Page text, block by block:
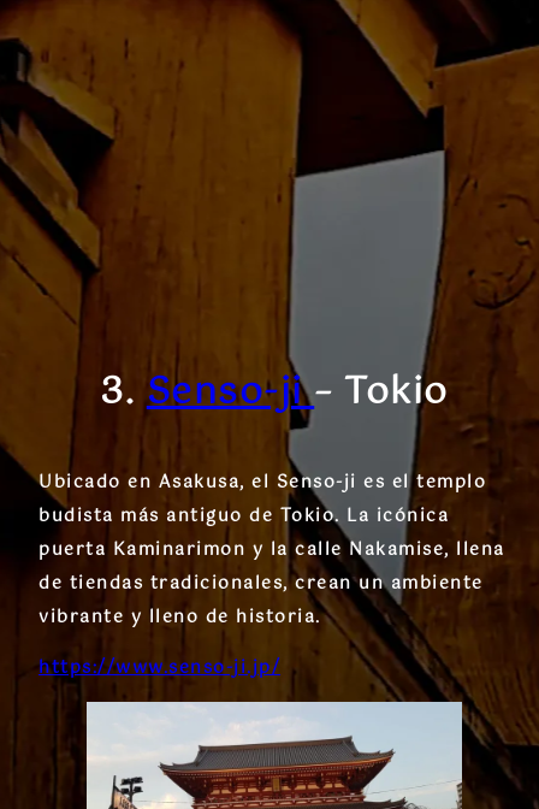
3.Senso-ji– Tokio
Ubicado en Asakusa, el Senso-ji es el templo
budista más antiguo de Tokio. La icónica
puerta Kaminarimon y la calle Nakamise, llena
de tiendas tradicionales, crean un ambiente
vibrante y lleno de historia.
https://www.senso-ji.jp/